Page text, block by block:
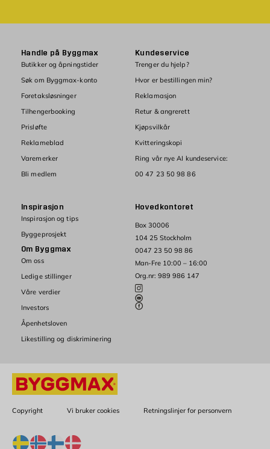
Hovedkontoret
Box 30006
104 25 Stockholm
0047 23 50 98 86
Man-Fre 10:00 – 16:00
Org.nr: 989 986 147
Handle på Byggmax
Butikker og åpningstider
Søk om Byggmax-konto
Foretaksløsninger
Tilhengerbooking
Prisløfte
Reklameblad
Varemerker
Bli medlem
Kundeservice
Trenger du hjelp?
Hvor er bestillingen min?
Reklamasjon
Retur & angrerett
Kjøpsvilkår
Kvitteringskopi
Ring vår nye AI kundeservice:
00 47 23 50 98 86
Inspirasjon
Inspirasjon og tips
Byggeprosjekt
Om Byggmax
Om oss
Ledige stillinger
Våre verdier
Investors
Åpenhetsloven
Likestilling og diskriminering
Copyright Vi bruker cookies Retningslinjer for personvern